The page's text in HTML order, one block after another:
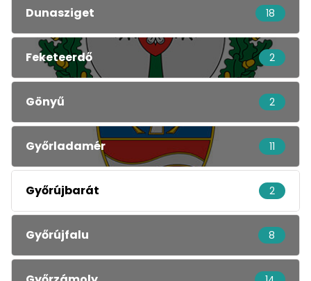
Dunasziget 18
Feketeerdő 2
Gönyű 2
Győrladamér 11
Győrújbarát 2
Győrújfalu 8